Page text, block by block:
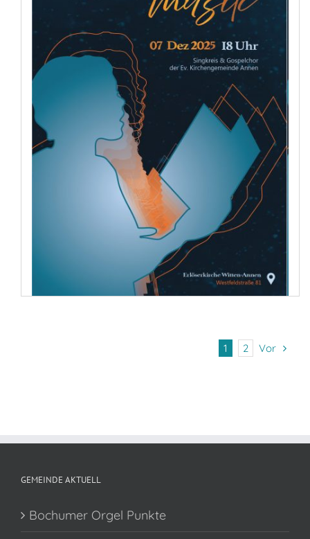
1 2 Vor
GEMEINDE AKTUELL
Bochumer Orgel Punkte